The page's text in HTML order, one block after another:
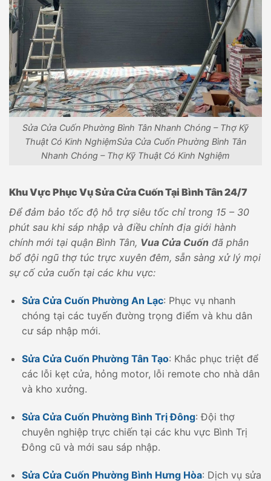
Sửa Cửa Cuốn Phường Bình Tân Nhanh Chóng – Thợ Kỹ
Thuật Có Kinh NghiệmSửa Cửa Cuốn Phường Bình Tân
Nhanh Chóng – Thợ Kỹ Thuật Có Kinh Nghiệm
Khu Vực Phục Vụ Sửa Cửa Cuốn Tại Bình Tân 24/7
Để đảm bảo tốc độ hỗ trợ siêu tốc chỉ trong 15 – 30
phút sau khi sáp nhập và điều chỉnh địa giới hành
chính mới tại quận Bình Tân, Vua Cửa Cuốn đã phân
bổ đội ngũ thợ túc trực xuyên đêm, sẵn sàng xử lý mọi
sự cố cửa cuốn tại các khu vực:
Sửa Cửa Cuốn Phường An Lạc: Phục vụ nhanh
chóng tại các tuyến đường trọng điểm và khu dân
cư sáp nhập mới.
Sửa Cửa Cuốn Phường Tân Tạo: Khắc phục triệt để
các lỗi kẹt cửa, hỏng motor, lỗi remote cho nhà dân
và kho xưởng.
Sửa Cửa Cuốn Phường Bình Trị Đông: Đội thợ
chuyên nghiệp trực chiến tại các khu vực Bình Trị
Đông cũ và mới sau sáp nhập.
Sửa Cửa Cuốn Phường Bình Hưng Hòa: Dịch vụ sửa